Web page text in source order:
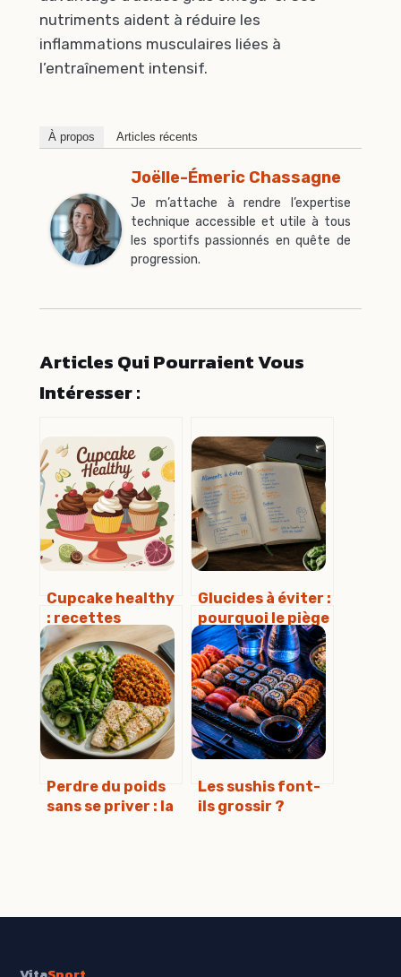
nutriments aident à réduire les
inflammations musculaires liées à
l’entraînement intensif.
À propos Articles récents
Joëlle-Émeric Chassagne
Je m’attache à rendre l’expertise
technique accessible et utile à tous
les sportifs passionnés en quête de
progression.
Articles Qui Pourraient Vous
Intéresser :
Cupcake healthy
: recettes
légères, astuces
et erreurs à
éviter
Glucides à éviter :
pourquoi le piège
du « sans sucre »
sabote votre
métabolisme
Perdre du poids
sans se priver : la
Les sushis font-
ils grossir ?